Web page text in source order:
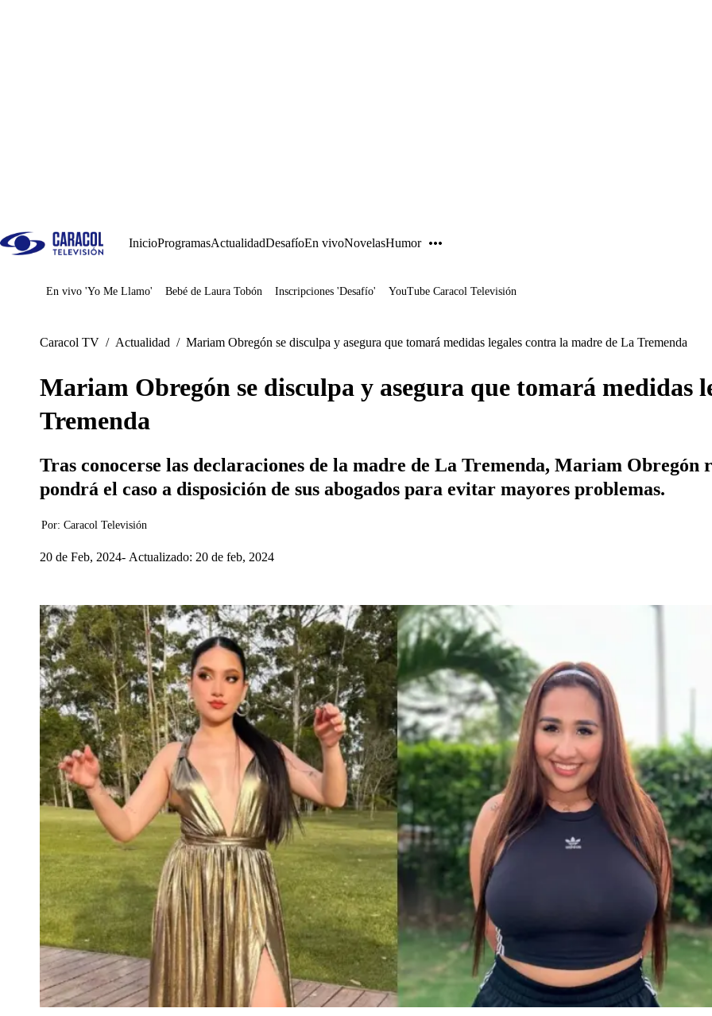
InicioProgramasActualidadDesafíoEn vivoNovelasHumor
Juegos
En vivo 'Yo Me Llamo' Bebé de Laura Tobón Inscripciones 'Desafío' YouTube Caracol Televisión
Caracol TV / Actualidad / Mariam Obregón se disculpa y asegura que tomará medidas legales contra la madre de La Tremenda
Mariam Obregón se disculpa y asegura que tomará medidas
Tremenda
Tras conocerse las declaraciones de la madre de La Tremenda, Mariam Obregón
pondrá el caso a disposición de sus abogados para evitar mayores problemas.
Por: Caracol Televisión
20 de Feb, 2024 Actualizado: 20 de feb, 2024